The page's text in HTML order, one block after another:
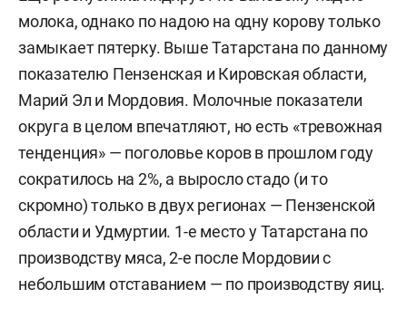
молока, однако по надою на одну корову только
замыкает пятерку. Выше Татарстана по данному
показателю Пензенская и Кировская области,
Марий Эл и Мордовия. Молочные показатели
округа в целом впечатляют, но есть «тревожная
тенденция» — поголовье коров в прошлом году
сократилось на 2%, а выросло стадо (и то
скромно) только в двух регионах — Пензенской
области и Удмуртии. 1-е место у Татарстана по
производству мяса, 2-е после Мордовии с
небольшим отставанием — по производству яиц.